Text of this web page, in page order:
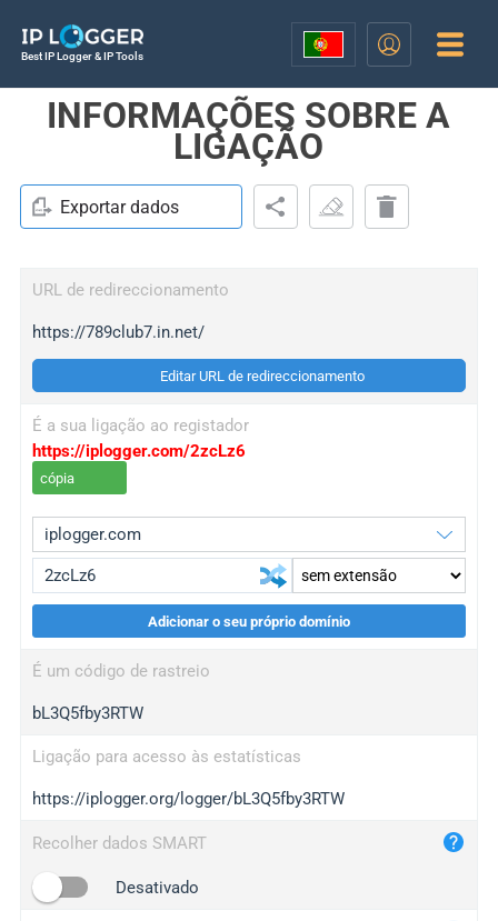
Best IP Logger & IP Tools
INFORMAÇÕES SOBRE A
LIGAÇÃO
Exportar dados
URL de redireccionamento
https://789club7.in.net/
Editar URL de redireccionamento
É a sua ligação ao registador
https://iplogger.com/2zcLz6
cópia
wl.gl
ed.tc
bc.ax
iplogger.com
maper.info
2no.co
Adicionar o seu próprio domínio
É um código de rastreio
bL3Q5fby3RTW
Ligação para acesso às estatísticas
https://iplogger.org/logger/bL3Q5fby3RTW
Recolher dados SMART
Desativado